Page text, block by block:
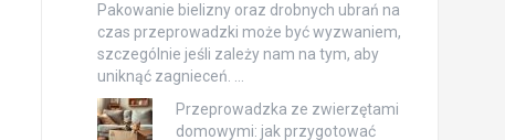
Pakowanie bielizny oraz drobnych ubrań na
czas przeprowadzki może być wyzwaniem,
szczególnie jeśli zależy nam na tym, aby
uniknąć zagnieceń. …
Przeprowadzka ze zwierzętami
domowymi: jak przygotować